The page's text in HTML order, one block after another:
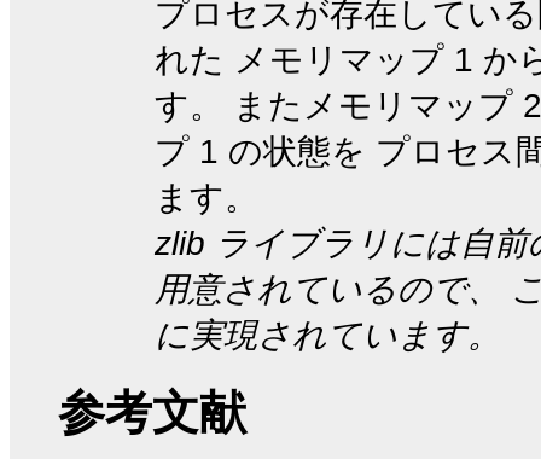
プロセスが存在してい
れた メモリマップ 1 か
す。 またメモリマップ
プ 1 の状態を プロセス
ます。
zlib ライブラリには自
用意されているので、
に実現されています。
参考文献